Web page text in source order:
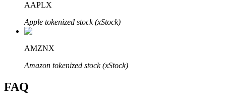
Jusqu'à 65 % de commissions !
AAPLX
Apple tokenized stock (xStock)
AMZNX
Amazon tokenized stock (xStock)
FAQ